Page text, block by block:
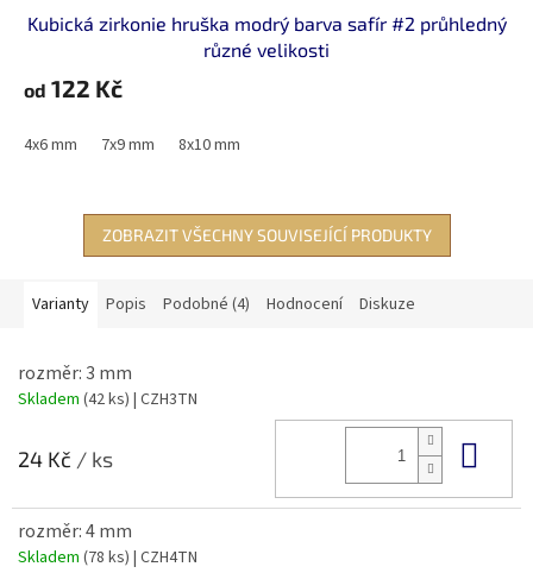
Kubická zirkonie hruška modrý barva safír #2 průhledný
různé velikosti
od 122 Kč
4x6 mm 7x9 mm 8x10 mm
ZOBRAZIT VŠECHNY SOUVISEJÍCÍ PRODUKTY
Varianty Popis Podobné (4) Hodnocení Diskuze
rozměr: 3 mm
Skladem (42 ks) | CZH3TN
24 Kč / ks
rozměr: 4 mm
Skladem (78 ks) | CZH4TN